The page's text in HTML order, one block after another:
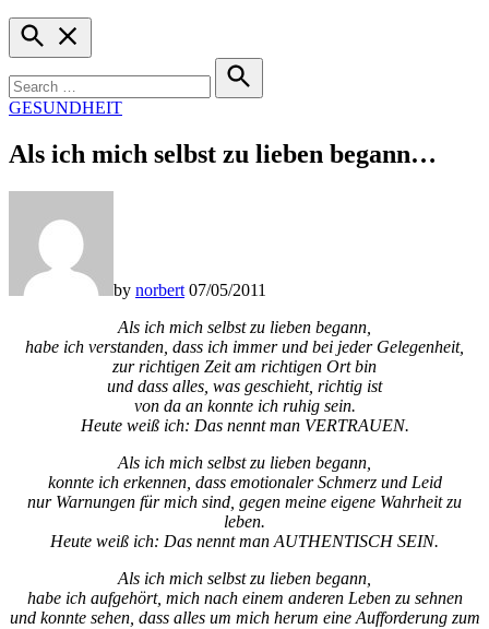
Open
Search
for:
Search
POSTED
GESUNDHEIT
Als ich mich selbst zu lieben begann…
by norbert 07/05/2011
Als ich mich selbst zu lieben begann,
habe ich verstanden, dass ich immer und bei jeder Gelegenheit,
zur richtigen Zeit am richtigen Ort bin
und dass alles, was geschieht, richtig ist
von da an konnte ich ruhig sein.
Heute weiß ich: Das nennt man VERTRAUEN.
Als ich mich selbst zu lieben begann,
konnte ich erkennen, dass emotionaler Schmerz und Leid
nur Warnungen für mich sind, gegen meine eigene Wahrheit zu
leben.
Heute weiß ich: Das nennt man AUTHENTISCH SEIN.
Als ich mich selbst zu lieben begann,
habe ich aufgehört, mich nach einem anderen Leben zu sehnen
und konnte sehen, dass alles um mich herum eine Aufforderung zum